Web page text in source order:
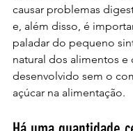
causar problemas
e, além disso, é
paladar do pequeno
natural dos alimentos e
desenvolvido sem o
açúcar na alimentação.